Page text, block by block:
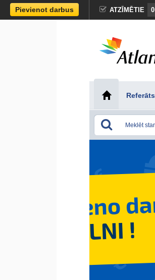
Pievienot darbus ATZĪMĒTIE 0
Referāts